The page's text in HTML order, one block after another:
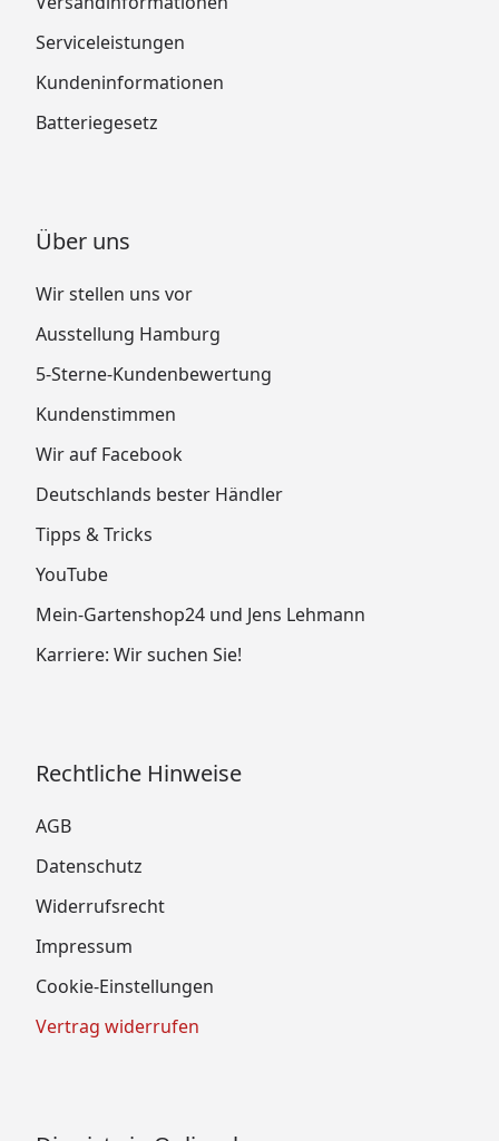
Serviceleistungen
Kundeninformationen
Batteriegesetz
Über uns
Wir stellen uns vor
Ausstellung Hamburg
5-Sterne-Kundenbewertung
Kundenstimmen
Wir auf Facebook
Deutschlands bester Händler
Tipps & Tricks
YouTube
Mein-Gartenshop24 und Jens Lehmann
Karriere: Wir suchen Sie!
Rechtliche Hinweise
AGB
Datenschutz
Widerrufsrecht
Impressum
Cookie-Einstellungen
Vertrag widerrufen